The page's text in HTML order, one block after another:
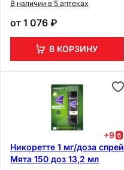
В наличии в 5 аптеках
от 1 076 ₽
В КОРЗИНУ
+9
Никоретте 1 мг/доза спрей
Мята 150 доз 13,2 мл